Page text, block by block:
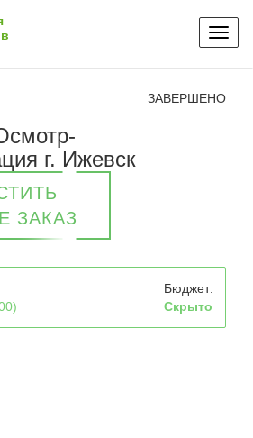
ЗАВЕРШЕНО
г. Ижевск
ЗАКАЗ
Бюджет:
Скрыто